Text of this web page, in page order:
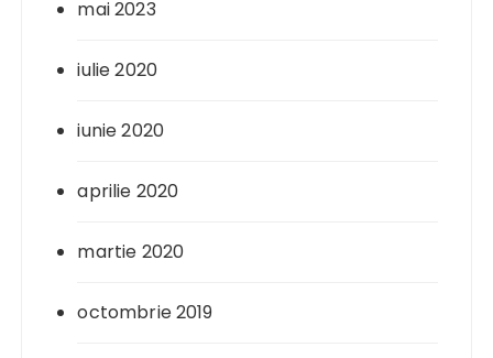
mai 2023
iulie 2020
iunie 2020
aprilie 2020
martie 2020
octombrie 2019